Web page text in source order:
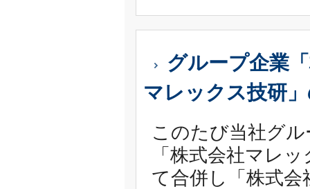
グループ企業
マレックス技研
このたび当社グ
「株式会社マレ
て合併し「株式